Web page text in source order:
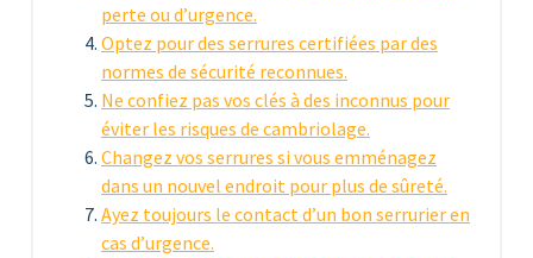
perte ou d’urgence.
Optez pour des serrures certifiées par des
normes de sécurité reconnues.
Ne confiez pas vos clés à des inconnus pour
éviter les risques de cambriolage.
Changez vos serrures si vous emménagez
dans un nouvel endroit pour plus de sûreté.
Ayez toujours le contact d’un bon serrurier en
cas d’urgence.